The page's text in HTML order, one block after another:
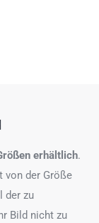
erhältlich.
von der Größe
der zu
Bild nicht zu